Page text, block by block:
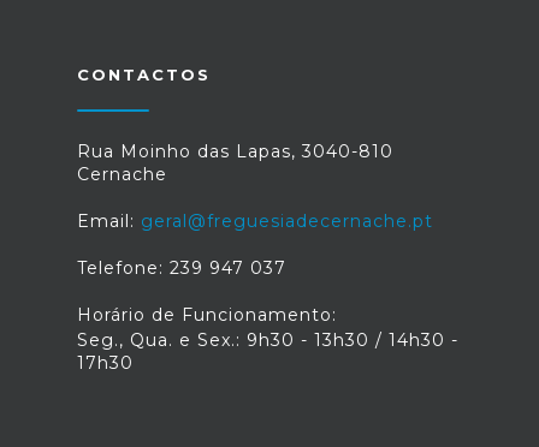
CONTACTOS
Rua Moinho das Lapas, 3040-810
Cernache
Email: geral@freguesiadecernache.pt
Telefone: 239 947 037
Horário de Funcionamento:
Seg., Qua. e Sex.: 9h30 - 13h30 / 14h30 -
17h30